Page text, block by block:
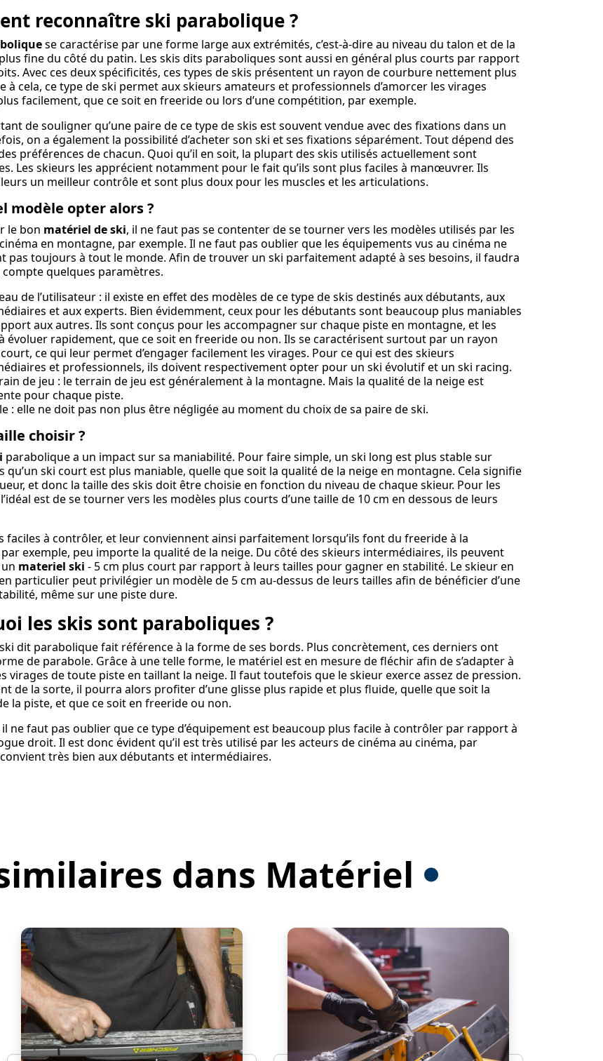
reconnaître ski parabolique ?
se caractérise par une forme large aux extrémités, c’est-à-dire au niveau du talon et de la
fine du côté du patin. Les skis dits paraboliques sont aussi en général plus courts par rapport
Avec ces deux spécificités, ces types de skis présentent un rayon de courbure nettement plus
à cela, ce type de ski permet aux skieurs amateurs et professionnels d’amorcer les virages
facilement, que ce soit en freeride ou lors d’une compétition, par exemple.
de souligner qu’une paire de ce type de skis est souvent vendue avec des fixations dans un
on a également la possibilité d’acheter son ski et ses fixations séparément. Tout dépend des
préférences de chacun. Quoi qu’il en soit, la plupart des skis utilisés actuellement sont
Les skieurs les apprécient notamment pour le fait qu’ils sont plus faciles à manœuvrer. Ils
un meilleur contrôle et sont plus doux pour les muscles et les articulations.
modèle opter alors ?
le bon matériel de ski, il ne faut pas se contenter de se tourner vers les modèles utilisés par les
en montagne, par exemple. Il ne faut pas oublier que les équipements vus au cinéma ne
pas toujours à tout le monde. Afin de trouver un ski parfaitement adapté à ses besoins, il faudra
quelques paramètres.
de l’utilisateur : il existe en effet des modèles de ce type de skis destinés aux débutants, aux
et aux experts. Bien évidemment, ceux pour les débutants sont beaucoup plus maniables
aux autres. Ils sont conçus pour les accompagner sur chaque piste en montagne, et les
évoluer rapidement, que ce soit en freeride ou non. Ils se caractérisent surtout par un rayon
ce qui leur permet d’engager facilement les virages. Pour ce qui est des skieurs
et professionnels, ils doivent respectivement opter pour un ski évolutif et un ski racing.
de jeu : le terrain de jeu est généralement à la montagne. Mais la qualité de la neige est
pour chaque piste.
: elle ne doit pas non plus être négligée au moment du choix de sa paire de ski.
taille choisir ?
parabolique a un impact sur sa maniabilité. Pour faire simple, un ski long est plus stable sur
qu’un ski court est plus maniable, quelle que soit la qualité de la neige en montagne. Cela signifie
et donc la taille des skis doit être choisie en fonction du niveau de chaque skieur. Pour les
est de se tourner vers les modèles plus courts d’une taille de 10 cm en dessous de leurs
faciles à contrôler, et leur conviennent ainsi parfaitement lorsqu’ils font du freeride à la
exemple, peu importe la qualité de la neige. Du côté des skieurs intermédiaires, ils peuvent
materiel ski - 5 cm plus court par rapport à leurs tailles pour gagner en stabilité. Le skieur en
particulier peut privilégier un modèle de 5 cm au-dessus de leurs tailles afin de bénéficier d’une
même sur une piste dure.
les skis sont paraboliques ?
dit parabolique fait référence à la forme de ses bords. Plus concrètement, ces derniers ont
de parabole. Grâce à une telle forme, le matériel est en mesure de fléchir afin de s’adapter à
virages de toute piste en taillant la neige. Il faut toutefois que le skieur exerce assez de pression.
de la sorte, il pourra alors profiter d’une glisse plus rapide et plus fluide, quelle que soit la
la piste, et que ce soit en freeride ou non.
ne faut pas oublier que ce type d’équipement est beaucoup plus facile à contrôler par rapport à
droit. Il est donc évident qu’il est très utilisé par les acteurs de cinéma au cinéma, par
très bien aux débutants et intermédiaires.
dans Matériel